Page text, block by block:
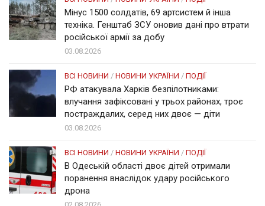
Мінус 1500 солдатів, 69 артсистем й інша
техніка. Генштаб ЗСУ оновив дані про втрати
російської армії за добу
03.08.2026
ВСІ НОВИНИ / НОВИНИ УКРАЇНИ / ПОДІЇ
РФ атакувала Харків безпілотниками:
влучання зафіксовані у трьох районах, троє
постраждалих, серед них двоє — діти
03.08.2026
ВСІ НОВИНИ / НОВИНИ УКРАЇНИ / ПОДІЇ
В Одеській області двоє дітей отримали
поранення внаслідок удару російського
дрона